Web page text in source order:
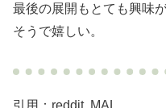
最後の展開もとても興味
そうで嬉しい。
引用：reddit, MAL